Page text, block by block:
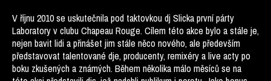
V říjnu 2010 se uskutečnila pod taktovkou dj Slicka první párty
Laboratory v clubu Chapeau Rouge. Cílem této akce bylo a stále je,
nejen bavit lidi a přinášet jim stále něco nového, ale především
představovat talentované dje, producenty, remixéry a live acty po
boku zkušených a známých. Během několika málo měsíců se na